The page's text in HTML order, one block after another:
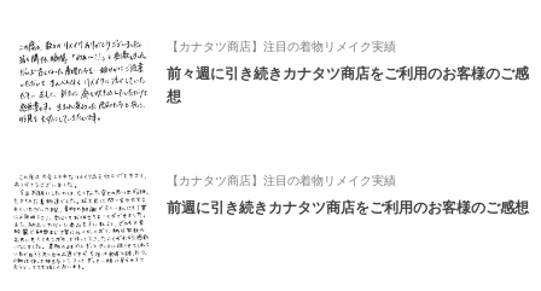
【カナタツ商店】注目の着物リメイク実績
前々週に引き続きカナタツ商店をご利用のお客様のご感
想
【カナタツ商店】注目の着物リメイク実績
前週に引き続きカナタツ商店をご利用のお客様のご感想